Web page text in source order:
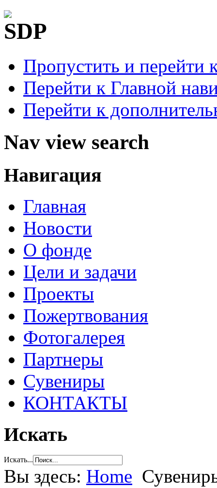
Пропустить и перейти
Перейти к Главной
Перейти к
Nav view search
Навигация
Главная
Новости
О фонде
Цели и задачи
Проекты
Пожертвования
Фотогалерея
Партнеры
Сувениры
КОНТАКТЫ
Искать
Искать...
Вы здесь: Home